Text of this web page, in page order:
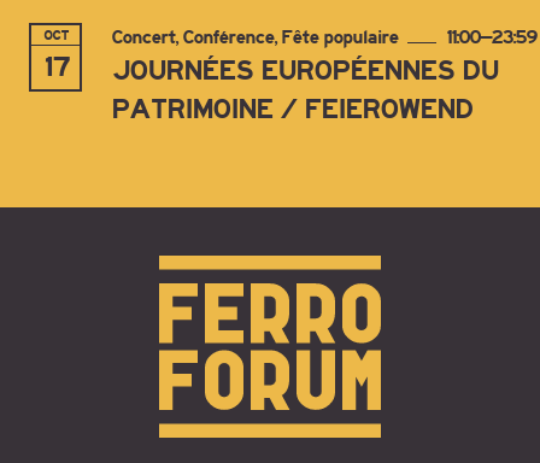
17
OCT Concert, Conférence, Fête populaire 11:00–23:59
JOURNÉES EUROPÉENNES DU
PATRIMOINE / FEIEROWEND